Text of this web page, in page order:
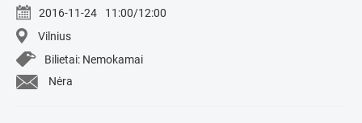
2016-11-24
11:00/12:00
Vilnius
Bilietai: Nemokamai
Nėra